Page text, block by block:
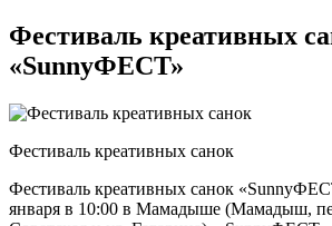
Фестиваль креативных
«SunnyФЕСТ»
Фестиваль креативных санок
Фестиваль креативных санок
января в 10:00 в Мамадыше (Мамадыш,